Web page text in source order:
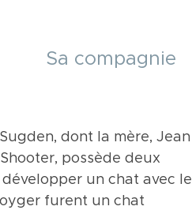
Sa compagnie
dont la mère, Jean
possède deux
un chat avec le
furent un chat
queue épaisse et
un corps long et une
oreilles sont petites et
et enfoncés. La
bien avec les
: il s’adapte facilement à
une balle qu’on
qui a besoin